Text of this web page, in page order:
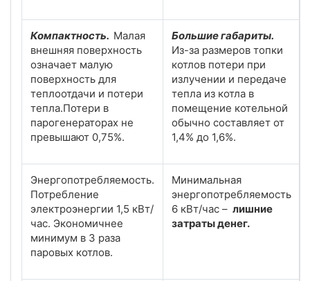
Компактность. Малая
внешняя поверхность
означает малую
поверхность для
теплоотдачи и потери
тепла.Потери в
парогенераторах не
превышают 0,75%.
Большие габариты.
Из-за размеров топки
котлов потери при
излучении и передаче
тепла из котла в
помещение котельной
обычно составляет от
1,4% до 1,6%.
Энергопотребляемость.
Потребление
электроэнергии 1,5 кВт/
час. Экономичнее
минимум в 3 раза
паровых котлов.
Минимальная
энергопотребляемость
6 кВт/час – лишние
затраты денег.